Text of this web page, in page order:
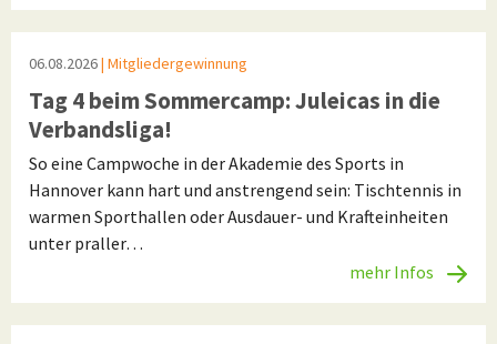
06.08.2026| Mitgliedergewinnung
Tag 4 beim Sommercamp: Juleicas in die
Verbandsliga!
So eine Campwoche in der Akademie des Sports in
Hannover kann hart und anstrengend sein: Tischtennis in
warmen Sporthallen oder Ausdauer- und Krafteinheiten
unter praller…
mehr Infos